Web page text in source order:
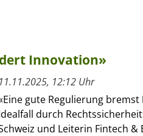
Innovation»
11.11.2025, 12:12 Uhr
gute Regulierung
durch
und Leiterin Fintech &